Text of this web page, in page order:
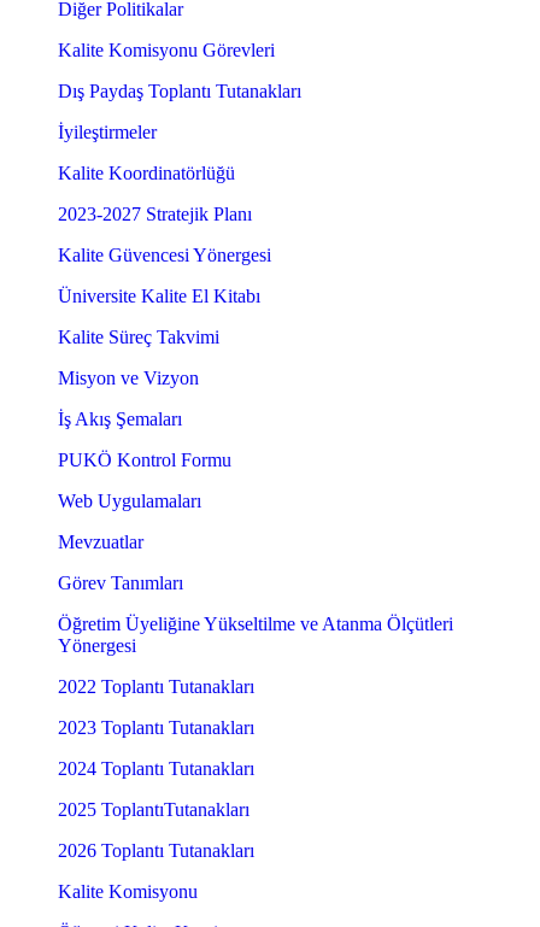
Diğer Politikalar
Kalite Komisyonu Görevleri
Dış Paydaş Toplantı Tutanakları
İyileştirmeler
Kalite Koordinatörlüğü
2023-2027 Stratejik Planı
Kalite Güvencesi Yönergesi
Üniversite Kalite El Kitabı
Kalite Süreç Takvimi
Misyon ve Vizyon
İş Akış Şemaları
PUKÖ Kontrol Formu
Web Uygulamaları
Mevzuatlar
Görev Tanımları
Öğretim Üyeliğine Yükseltilme ve Atanma Ölçütleri
Yönergesi
2022 Toplantı Tutanakları
2023 Toplantı Tutanakları
2024 Toplantı Tutanakları
2025 ToplantıTutanakları
2026 Toplantı Tutanakları
Kalite Komisyonu